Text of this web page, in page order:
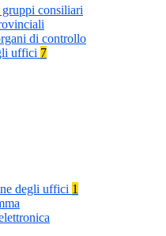
consiliari
di controllo
uffici 7
degli uffici 1